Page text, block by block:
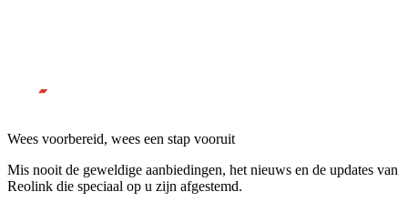
Wees voorbereid, wees een stap vooruit
Mis nooit de geweldige aanbiedingen, het nieuws en de updates van
Reolink die speciaal op u zijn afgestemd.